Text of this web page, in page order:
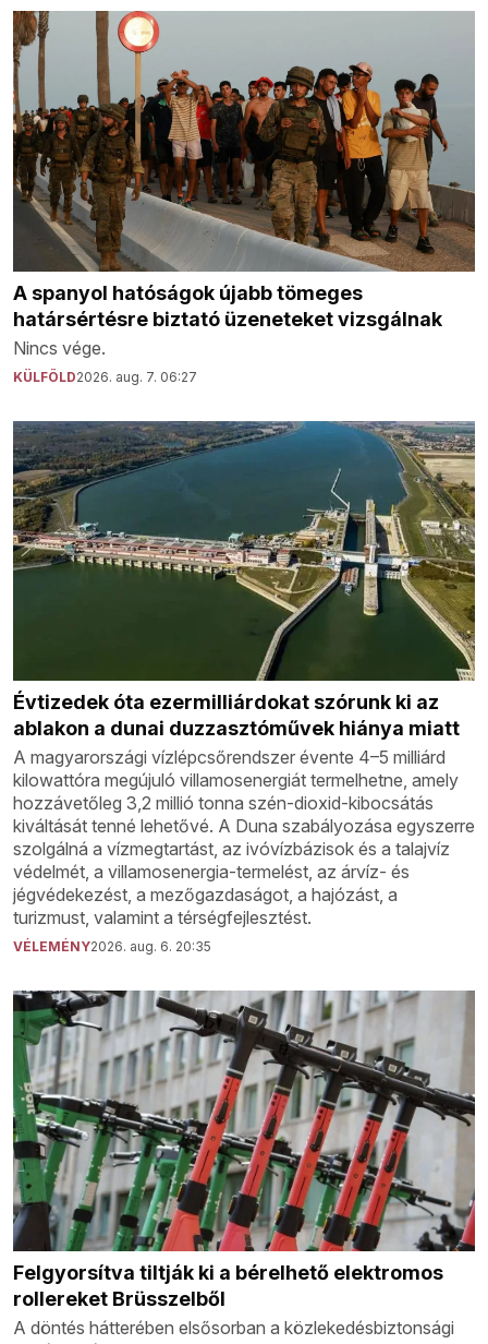
A spanyol hatóságok újabb tömeges
határsértésre biztató üzeneteket vizsgálnak
Nincs vége.
KÜLFÖLD2026. aug. 7. 06:27
Évtizedek óta ezermilliárdokat szórunk ki az
ablakon a dunai duzzasztóművek hiánya miatt
A magyarországi vízlépcsőrendszer évente 4–5 milliárd
kilowattóra megújuló villamosenergiát termelhetne, amely
hozzávetőleg 3,2 millió tonna szén-dioxid-kibocsátás
kiváltását tenné lehetővé. A Duna szabályozása egyszerre
szolgálná a vízmegtartást, az ivóvízbázisok és a talajvíz
védelmét, a villamosenergia-termelést, az árvíz- és
jégvédekezést, a mezőgazdaságot, a hajózást, a
turizmust, valamint a térségfejlesztést.
VÉLEMÉNY2026. aug. 6. 20:35
Felgyorsítva tiltják ki a bérelhető elektromos
rollereket Brüsszelből
A döntés hátterében elsősorban a közlekedésbiztonsági